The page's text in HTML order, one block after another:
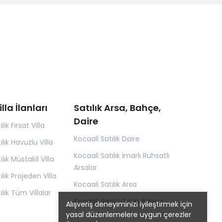
Alışveriş deneyiminizi iyileştirmek için
yasal düzenlemelere uygun çerezler
İlanları
Fırsat Villa
Havuzlu Villa
Müstakil Villa
Projeden Villa
Tüm Villalar
Satılık Arsa, Bahçe,
Daire
Kocaali Satılık Daire
Kocaali Satılık İmarlı Ruhsatlı
Arsalar
Kocaali Satılık Arsa
Kocaali Satılık Tarla Bahçe